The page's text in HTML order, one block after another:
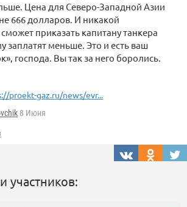
Цена для Северо-Западной Азии
666 долларов. И никакой
приказать капитану танкера
заплатят меньше. Это и есть ваш
господа. Вы так за него боролись.
proekt-gaz.ru/news/evr...
8 Июня
участников: